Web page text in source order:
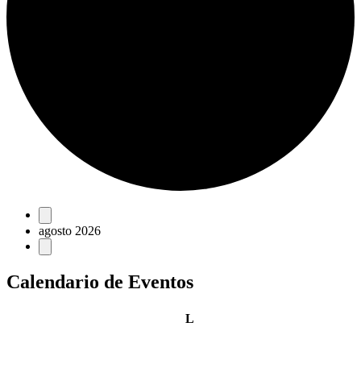
Eventos
agosto 2026
Calendario de Eventos
Llunes